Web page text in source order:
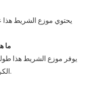
يحتوي موزع الشريط هذا
3.
الكرتونات ولديه مجموعة واسعة من التطبيقات.